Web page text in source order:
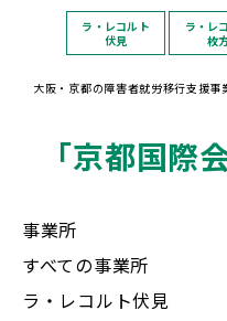
ラ・レコルト
伏見
ラ・レ
枚
大阪・京都の障害者就労移行支援事
「京都国際
事業所
すべての事業所
ラ・レコルト伏見